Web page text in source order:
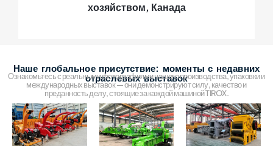
хозяйством, Канада
Наше глобальное присутствие: моменты с недавних
отраслевых выставок
Ознакомьтесь с реальными фотографиями нашего производства, упаковки и
международных выставок — они демонстрируют силу, качество и
преданность делу, стоящие за каждой машиной TIROX.